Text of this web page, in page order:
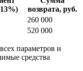
возврата, руб.
260 000
520 000
параметров и
средства